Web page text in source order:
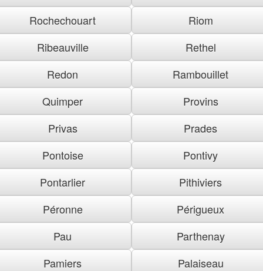
Rochechouart
Riom
Ribeauville
Rethel
Redon
Rambouillet
Quimper
Provins
Privas
Prades
Pontoise
Pontivy
Pontarlier
Pithiviers
Péronne
Périgueux
Pau
Parthenay
Pamiers
Palaiseau